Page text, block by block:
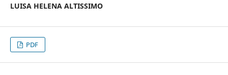
LUISA HELENA ALTISSIMO
PDF